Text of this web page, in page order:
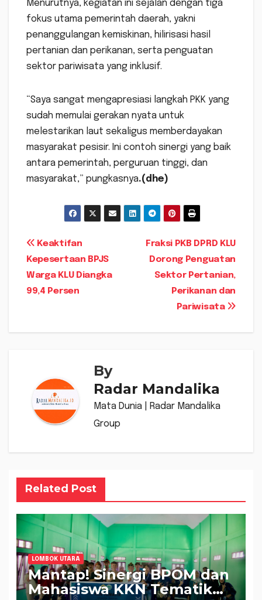
Menurutnya, kegiatan ini sejalan dengan tiga
fokus utama pemerintah daerah, yakni
penanggulangan kemiskinan, hilirisasi hasil
pertanian dan perikanan, serta penguatan
sektor pariwisata yang inklusif.
“Saya sangat mengapresiasi langkah PKK yang
sudah memulai gerakan nyata untuk
melestarikan laut sekaligus memberdayakan
masyarakat pesisir. Ini contoh sinergi yang baik
antara pemerintah, perguruan tinggi, dan
masyarakat,” pungkasnya.(dhe)
Navigasi
pos
Fraksi PKB DPRD KLU
Dorong Penguatan
Sektor Pertanian,
Perikanan dan
Pariwisata
Keaktifan
Kepesertaan BPJS
Warga KLU Diangka
99,4 Persen
By
Radar Mandalika
Mata Dunia | Radar Mandalika
Group
Related Post
LOMBOK UTARA
Mantap! Sinergi BPOM dan
Mahasiswa KKN Tematik